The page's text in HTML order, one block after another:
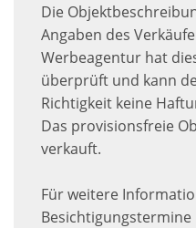
Die
Angaben des
Werbeagentur hat
überprüft und kann
Richtigkeit keine
Das provisionsfreie
verkauft.
Für weitere